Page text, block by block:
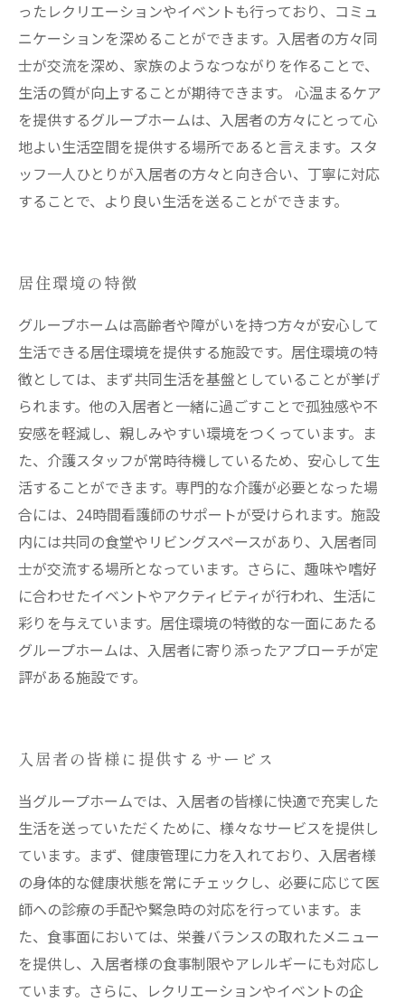
ったレクリエーションやイベントも行っており、コミュ
ニケーションを深めることができます。入居者の方々同
士が交流を深め、家族のようなつながりを作ることで、
生活の質が向上することが期待できます。 心温まるケア
を提供するグループホームは、入居者の方々にとって心
地よい生活空間を提供する場所であると言えます。スタ
ッフ一人ひとりが入居者の方々と向き合い、丁寧に対応
することで、より良い生活を送ることができます。
居住環境の特徴
グループホームは高齢者や障がいを持つ方々が安心して
生活できる居住環境を提供する施設です。居住環境の特
徴としては、まず共同生活を基盤としていることが挙げ
られます。他の入居者と一緒に過ごすことで孤独感や不
安感を軽減し、親しみやすい環境をつくっています。ま
た、介護スタッフが常時待機しているため、安心して生
活することができます。専門的な介護が必要となった場
合には、24時間看護師のサポートが受けられます。施設
内には共同の食堂やリビングスペースがあり、入居者同
士が交流する場所となっています。さらに、趣味や嗜好
に合わせたイベントやアクティビティが行われ、生活に
彩りを与えています。居住環境の特徴的な一面にあたる
グループホームは、入居者に寄り添ったアプローチが定
評がある施設です。
入居者の皆様に提供するサービス
当グループホームでは、入居者の皆様に快適で充実した
生活を送っていただくために、様々なサービスを提供し
ています。まず、健康管理に力を入れており、入居者様
の身体的な健康状態を常にチェックし、必要に応じて医
師への診療の手配や緊急時の対応を行っています。ま
た、食事面においては、栄養バランスの取れたメニュー
を提供し、入居者様の食事制限やアレルギーにも対応し
ています。さらに、レクリエーションやイベントの企